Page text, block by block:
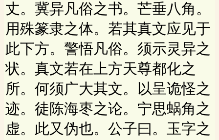
丈。冀异凡俗之书。芒垂八角。
用殊篆隶之体。若其真文应见于
此下方。警悟凡俗。须示灵异之
状。真文若在上方天尊都化之
所。何须广大其文。以呈诡怪之
迹。徒陈海枣之论。宁思蜗角之
虚。此又伪也。公子曰。玉字之